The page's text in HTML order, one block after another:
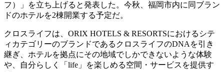
フ）」を立ち上げると発表した。今秋、福岡市内に同ブラン
ドのホテルを2棟開業する予定だ。
クロスライフは、ORIX HOTELS & RESORTSにおけるシテ
ィカテゴリーのブランドであるクロスライフのDNAを引き
継ぎ、ホテルを拠点にその地域でしかできないような体験
や、自分らしく「life」を楽しめる空間・サービスを提供す